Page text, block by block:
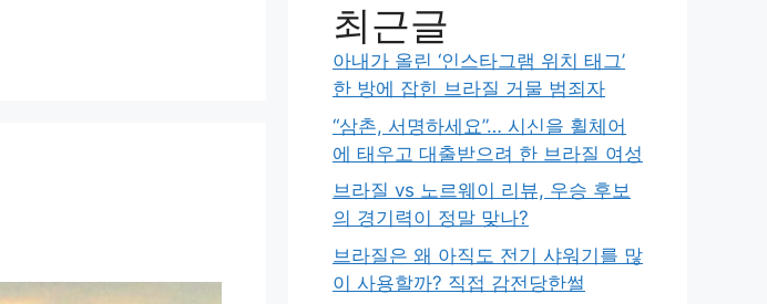
최근글
아내가 올린 ‘인스타그램 위치 태그’
한 방에 잡힌 브라질 거물 범죄자
“삼촌, 서명하세요”… 시신을 휠체어
에 태우고 대출받으려 한 브라질 여성
브라질 vs 노르웨이 리뷰, 우승 후보
의 경기력이 정말 맞나?
브라질은 왜 아직도 전기 샤워기를 많
이 사용할까? 직접 감전당한썰